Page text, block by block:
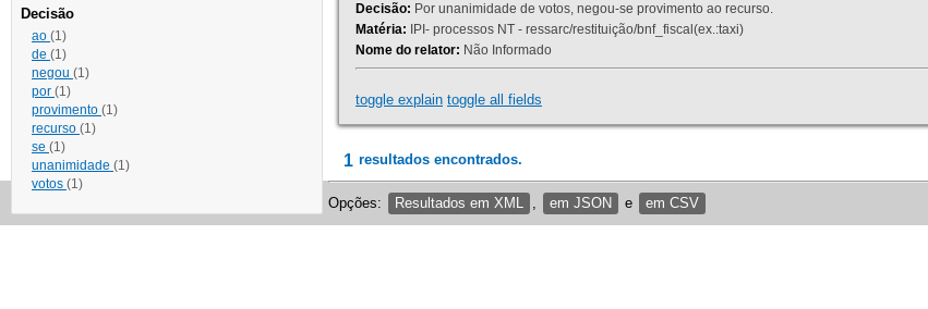
Decisão
ao (1)
de (1)
negou (1)
por (1)
provimento (1)
recurso (1)
se (1)
unanimidade (1)
votos (1)
Decisão: Por unanimidade de votos, negou-se provimento ao recurso.
Matéria: IPI- processos NT - ressarc/restituição/bnf_fiscal(ex.:taxi)
Nome do relator: Não Informado
toggle explain toggle all fields
1 resultados encontrados.
Opções: Resultados em XML em JSON e em CSV